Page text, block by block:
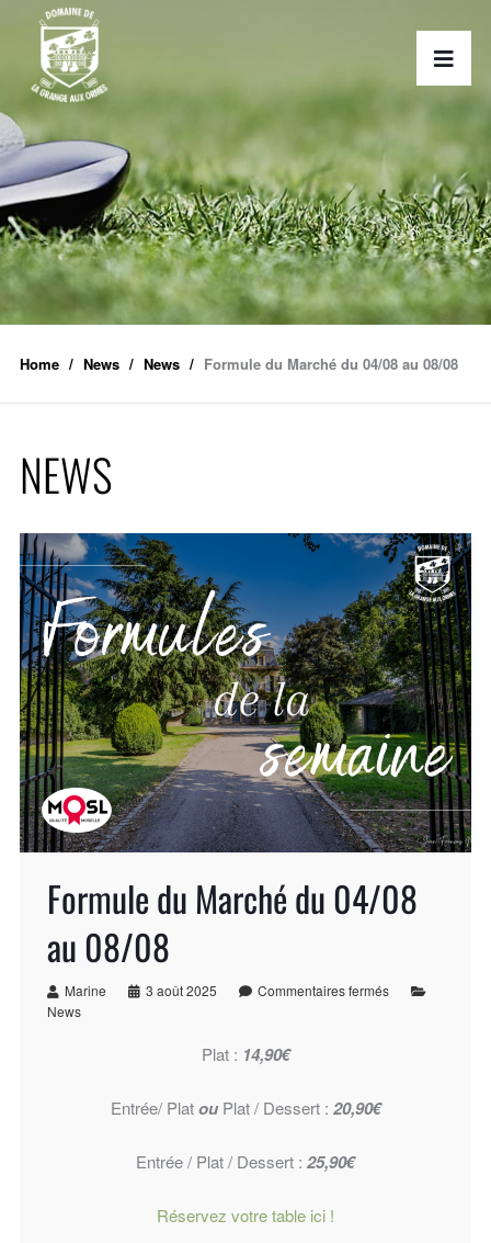
Home News News Formule du Marché du 04/08 au 08/08
NEWS
Formule du Marché du 04/08
au 08/08
Marine 3 août 2025
Commentaires fermés
News
Plat : 14,90€
Entrée/ PlatouPlat / Dessert : 20,90€
Entrée / Plat / Dessert : 25,90€
Réservez votre table ici !